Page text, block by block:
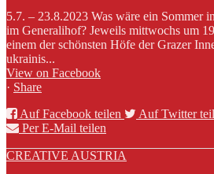
5.7. – 23.8.2023 Was wäre ein Sommer
im Generalihof? Jeweils mittwochs um
einem der schönsten Höfe der Grazer
ukrainis...
View on Facebook
· Share
Auf Facebook teilen
Auf Twitter
Per E-Mail teilen
CREATIVE AUSTRIA